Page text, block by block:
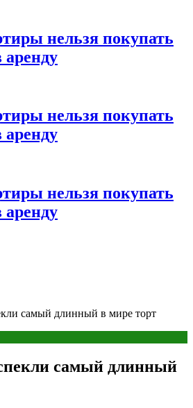
нельзя покупать
аренду
нельзя покупать
аренду
нельзя покупать
аренду
самый длинный в мире торт
самый длинный